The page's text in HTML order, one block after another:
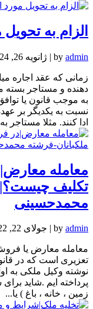
الزام به
by admin
| ژانویه 26, 2024
زمانی که عقد اجاره
دهنده و مستاجر
به موجب قانون یا
نسبت به یکدیگر بر
ادا کنند. مثلا مستاجر
معامله
تکلیف
محمدحسینی
by admin
| جولای 22, 2022
معامله معارض یا
تعزیری است که در
نوشته وکیل ملکی به
پرداخته ایم .شاید برای
زمین ، خانه ، باغ ) یا...